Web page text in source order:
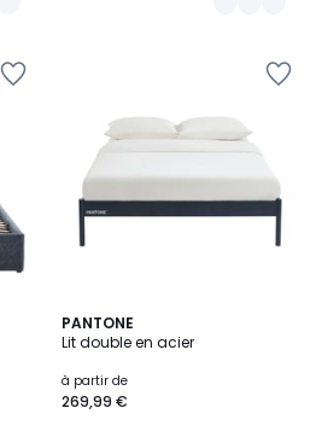
PANTONE
Lit double en acier
à partir de
269,99 €
5
Couleurs